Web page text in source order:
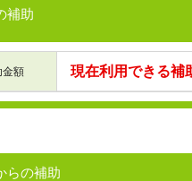
補助
金額 現在利用できる補
らの補助